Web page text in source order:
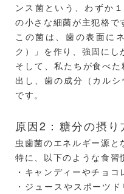
ンス菌という、わずか
の小さな細菌が主犯格で
この菌は、歯の表面に
ク）」を作り、強固にし
そして、私たちが食べ
出し、歯の成分（カル
です。
原因2：糖分の摂り
虫歯菌のエネルギー源と
特に、以下のような食習
・キャンディーやチョ
・ジュースやスポーツ